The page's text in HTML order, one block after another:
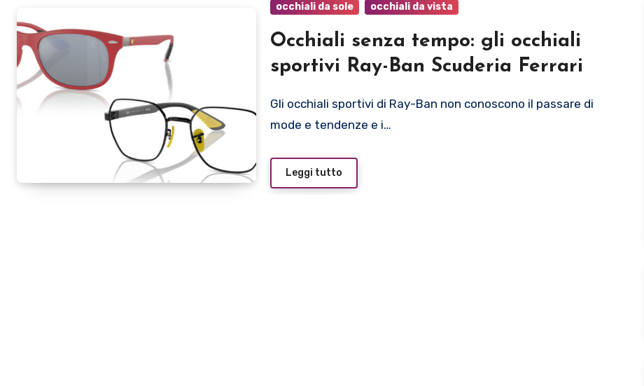
occhiali da sole occhiali da vista
Occhiali senza tempo: gli occhiali
sportivi Ray-Ban Scuderia Ferrari
Gli occhiali sportivi di Ray-Ban non conoscono il passare di
mode e tendenze e i…
Leggi tutto